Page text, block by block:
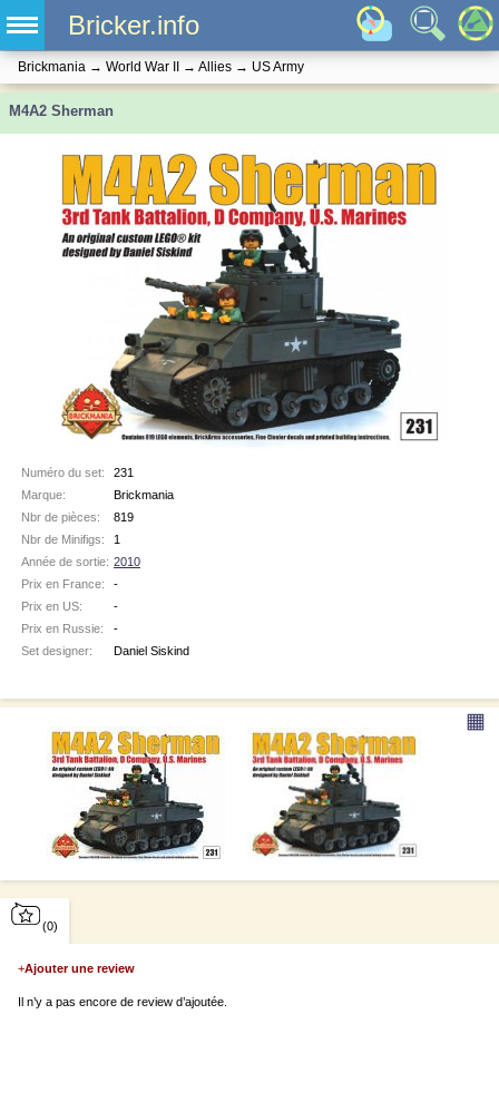
Bricker.info
Brickmania → World War II → Allies → US Army
M4A2 Sherman
Numéro du set:
231
Marque:
Brickmania
Nbr de pièces:
819
Nbr de Minifigs:
1
Année de sortie: 2010
Prix en France:
-
Prix en US:
-
Prix en Russie:
-
Set designer:
Daniel Siskind
▦
(0)
+Ajouter une review
Il n’y a pas encore de review d’ajoutée.